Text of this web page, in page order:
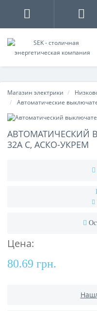
Магазин электрики
Автоматические
АВТОМАТИЧЕСКИЙ
32А С, АСКО-УКРЕМ
Цена:
80.69 грн.